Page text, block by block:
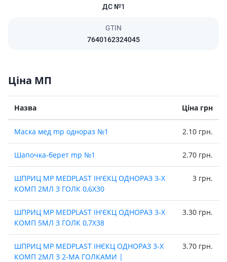
ДС №1
GTIN
7640162324045
Ціна МП
Назва Ціна грн
Маска мед mp однораз №1 2.10 грн.
Шапочка-берет mp №1 2.70 грн.
ШПРИЦ MP MEDPLAST IН'ЄКЦ ОДНОРАЗ 3-Х
КОМП 2МЛ З ГОЛК 0,6Х30
3 грн.
ШПРИЦ MP MEDPLAST IН'ЄКЦ ОДНОРАЗ 3-Х
КОМП 5МЛ З ГОЛК 0,7Х38
3.30 грн.
ШПРИЦ MP MEDPLAST ІНЄКЦ ОДНОРАЗ 3-Х
КОМП 2МЛ З 2-МА ГОЛКАМИ |
3.70 грн.